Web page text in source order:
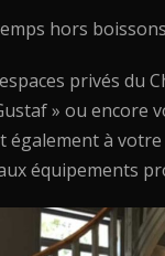
hors
privés du
» ou
également à
équipements